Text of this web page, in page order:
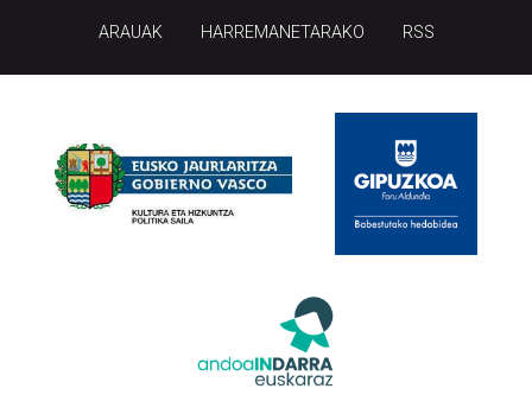
ARAUAK HARREMANETARAKO RSS